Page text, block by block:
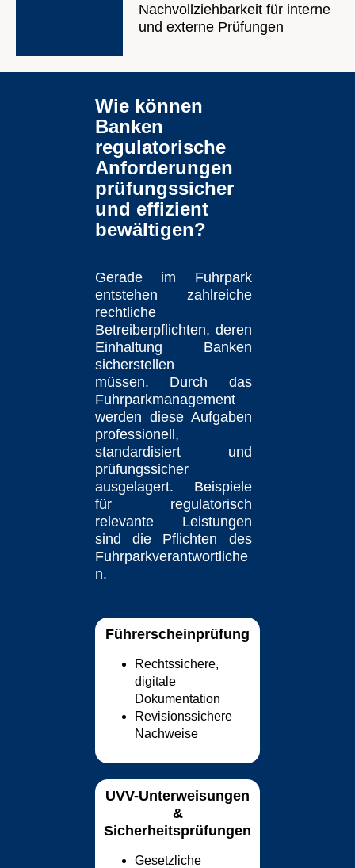
Nachvollziehbarkeit für interne
und externe Prüfungen
Wie können
Banken
regulatorische
Anforderungen
prüfungssicher
und effizient
bewältigen?
Gerade im Fuhrpark
entstehen zahlreiche
rechtliche
Betreiberpflichten, deren
Einhaltung Banken
sicherstellen
müssen. Durch das
Fuhrparkmanagement
werden diese Aufgaben
professionell,
standardisiert und
prüfungssicher
ausgelagert. Beispiele
für regulatorisch
relevante Leistungen
sind die Pflichten des
Fuhrparkverantwortliche
n.
Führerscheinprüfung
Rechtssichere,
digitale
Dokumentation
Revisionssichere
Nachweise
UVV-Unterweisungen
&
Sicherheitsprüfungen
Gesetzliche